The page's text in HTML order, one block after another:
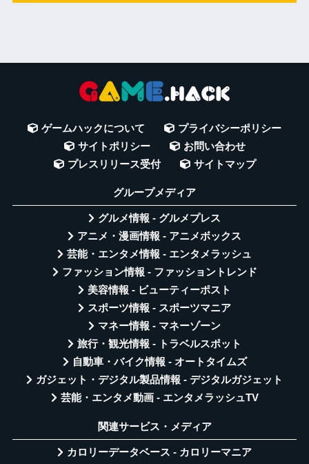
ゲームハックについて
プライバシーポリシー
サイトポリシー
お問い合わせ
プレスリリース受付
サイトマップ
グループメディア
グルメ情報 - グルメプレス
アニメ・漫画情報 - アニメボックス
芸能・エンタメ情報 - エンタメラッシュ
ファッション情報 - ファッショントレンド
美容情報 - ビューティーポスト
スポーツ情報 - スポーツマニア
マネー情報 - マネーゾーン
旅行・観光情報 - トラベルスポット
自動車・バイク情報 - オートタイムズ
ガジェット・デジタル製品情報 - デジタルガジェット
芸能・エンタメ動画 - エンタメラッシュTV
関連サービス・メディア
カロリーデータベース - カロリーマニア